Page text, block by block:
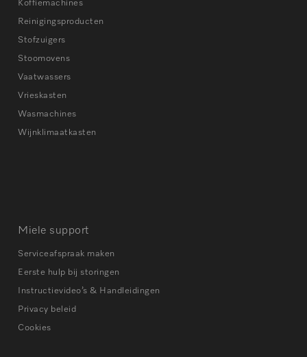
Koffiemachines
Reinigingsproducten
Stofzuigers
Stoomovens
Vaatwassers
Vrieskasten
Wasmachines
Wijnklimaatkasten
Miele support
Serviceafspraak maken
Eerste hulp bij storingen
Instructievideo’s & Handleidingen
Privacy beleid
Cookies